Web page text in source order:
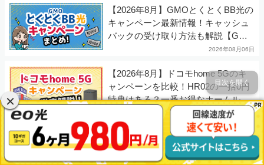
【2026年8月】GMOとくとくBB光の
キャンペーン最新情報！キャッシュ
バックの受け取り方法も解説【GMO
2026年08月06日
【2026年8月】ドコモhome 5Gのキ
ャンペーンを比較！HR02の一括0円
特典はある？一番お得なホームルー
2026年08月06日
auひかりのキャッシュバックキャン
ペーン比較！乗り換え特典がお得な
窓口【2026年8月】
目次を開く